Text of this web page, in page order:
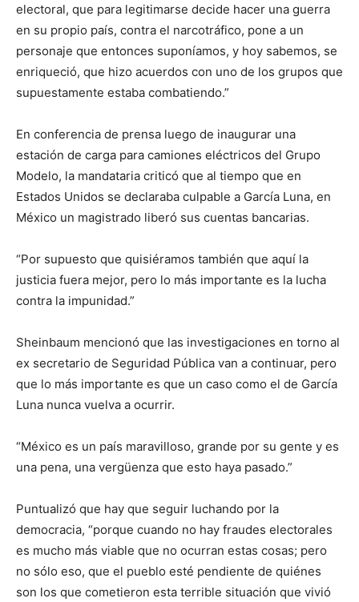
electoral, que para legitimarse decide hacer una guerra
en su propio país, contra el narcotráfico, pone a un
personaje que entonces suponíamos, y hoy sabemos, se
enriqueció, que hizo acuerdos con uno de los grupos que
supuestamente estaba combatiendo.”
En conferencia de prensa luego de inaugurar una
estación de carga para camiones eléctricos del Grupo
Modelo, la mandataria criticó que al tiempo que en
Estados Unidos se declaraba culpable a García Luna, en
México un magistrado liberó sus cuentas bancarias.
“Por supuesto que quisiéramos también que aquí la
justicia fuera mejor, pero lo más importante es la lucha
contra la impunidad.”
Sheinbaum mencionó que las investigaciones en torno al
ex secretario de Seguridad Pública van a continuar, pero
que lo más importante es que un caso como el de García
Luna nunca vuelva a ocurrir.
“México es un país maravilloso, grande por su gente y es
una pena, una vergüenza que esto haya pasado.”
Puntualizó que hay que seguir luchando por la
democracia, “porque cuando no hay fraudes electorales
es mucho más viable que no ocurran estas cosas; pero
no sólo eso, que el pueblo esté pendiente de quiénes
son los que cometieron esta terrible situación que vivió